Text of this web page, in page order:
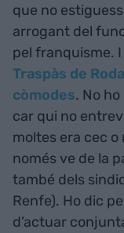
que no
arrogant del
pel franquisme.
Traspàs de
còmodes. No
car qui no
moltes era cec o
només ve de la
també dels
Renfe). Ho dic
d’actuar